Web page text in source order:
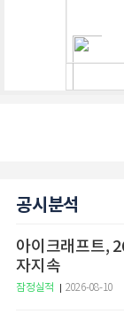
공시분석
아이크래프트,
자지속
잠정실적 2026-08-10